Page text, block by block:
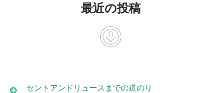
最近の投稿
セントアンドリュースまでの道のり